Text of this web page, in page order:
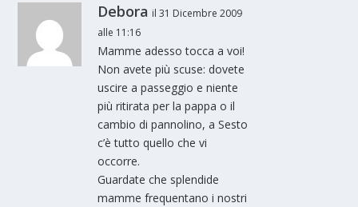
Debora il 31 Dicembre 2009
alle 11:16
Mamme adesso tocca a voi!
Non avete più scuse: dovete
uscire a passeggio e niente
più ritirata per la pappa o il
cambio di pannolino, a Sesto
c’è tutto quello che vi
occorre.
Guardate che splendide
mamme frequentano i nostri